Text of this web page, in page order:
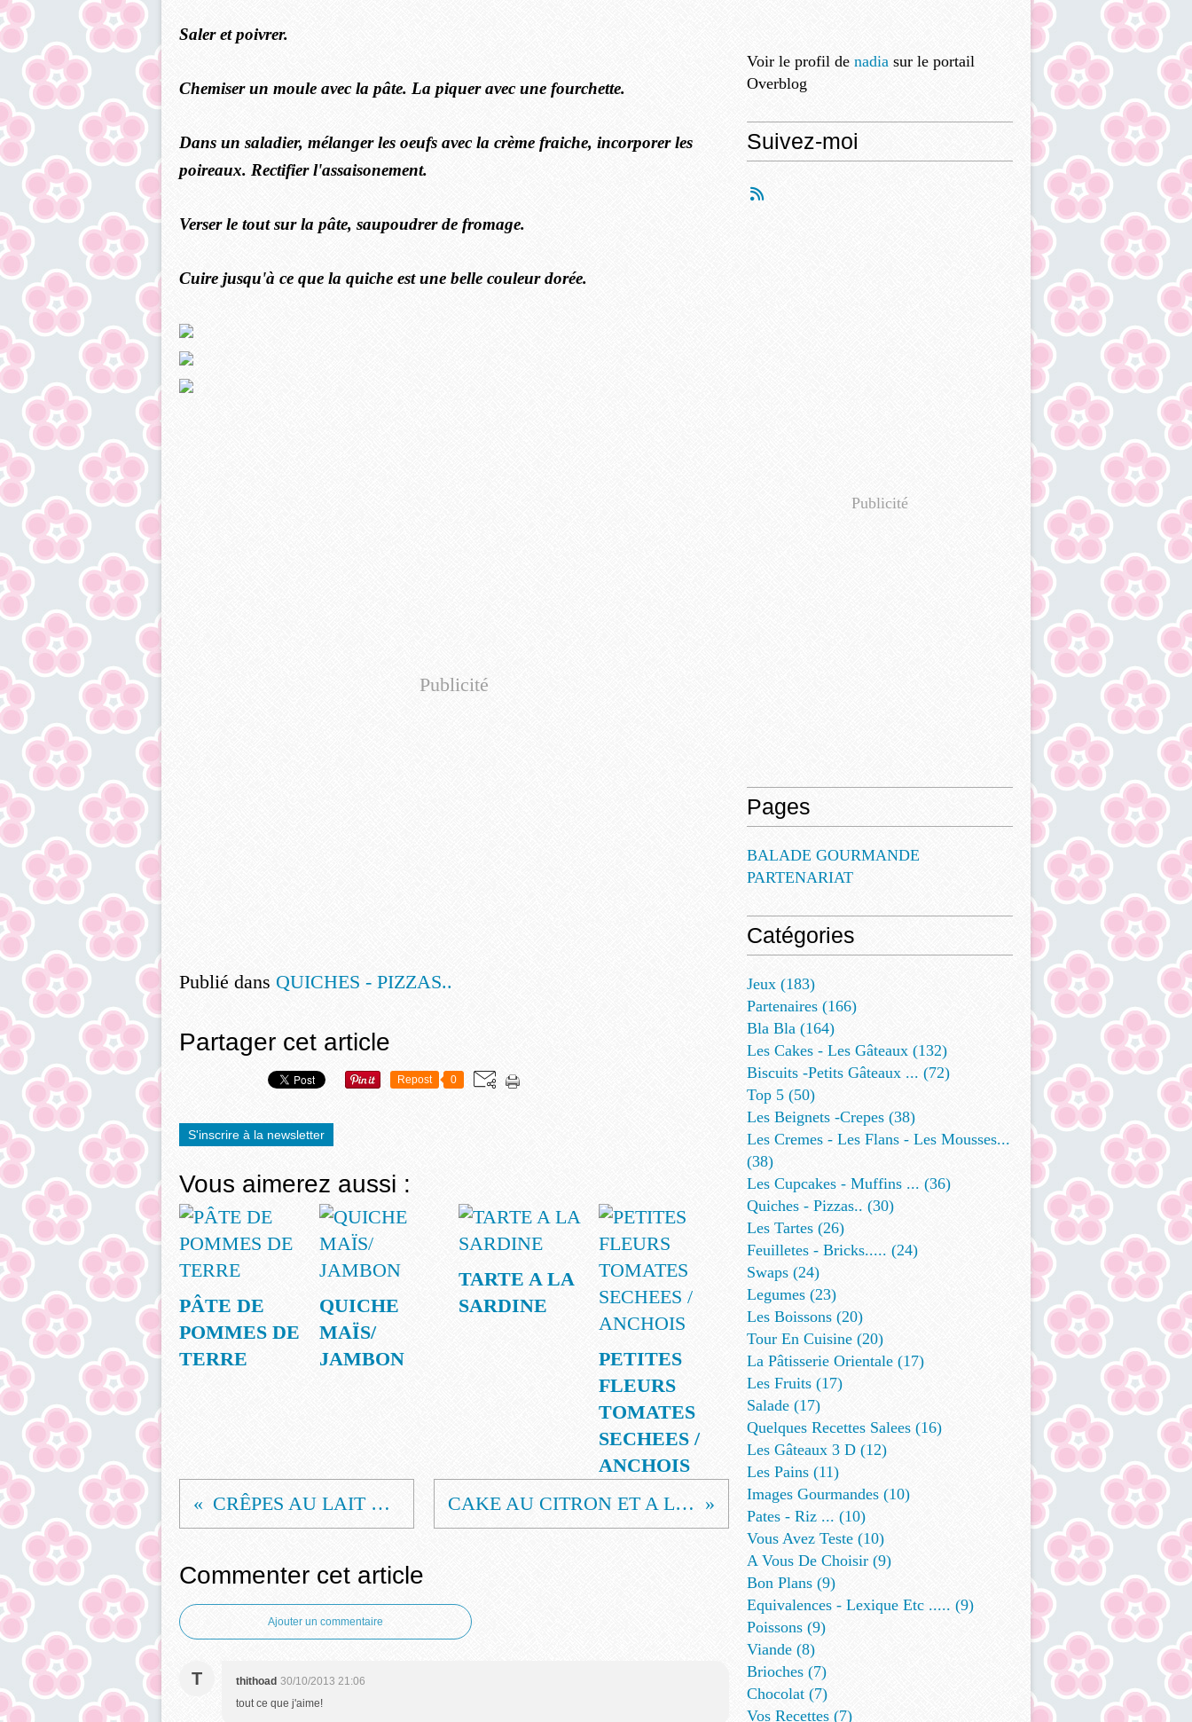
Saler et poivrer.
Chemiser un moule avec la pâte. La piquer avec une fourchette.
Dans un saladier, mélanger les oeufs avec la crème fraiche, incorporer les
poireaux. Rectifier l'assaisonement.
Verser le tout sur la pâte, saupoudrer de fromage.
Cuire jusqu'à ce que la quiche est une belle couleur dorée.
Publicité
Publié dans QUICHES - PIZZAS..
Partager cet article
Repost 0
S'inscrire à la newsletter
Vous aimerez aussi :
PÂTE DE
POMMES DE
TERRE
QUICHE
MAÏS/
JAMBON
TARTE A LA
SARDINE
PETITES
FLEURS
TOMATES
SECHEES /
ANCHOIS
CRÊPES AU LAIT DE COCO N°2
CAKE AU CITRON ET A L'HUILE D'OLIVE
Commenter cet article
Ajouter un commentaire
T thithoad 30/10/2013 21:06
tout ce que j'aime!
Voir le profil de nadia sur le portail
Overblog
Suivez-moi
Publicité
Pages
BALADE GOURMANDE
PARTENARIAT
Catégories
Jeux (183)
Partenaires (166)
Bla Bla (164)
Les Cakes - Les Gâteaux (132)
Biscuits -petits Gâteaux ... (72)
Top 5 (50)
Les Beignets -crepes (38)
Les Cremes - Les Flans - Les Mousses...
(38)
Les Cupcakes - Muffins ... (36)
Quiches - Pizzas.. (30)
Les Tartes (26)
Feuilletes - Bricks..... (24)
Swaps (24)
Legumes (23)
Les Boissons (20)
Tour En Cuisine (20)
La Pâtisserie Orientale (17)
Les Fruits (17)
Salade (17)
Quelques Recettes Salees (16)
Les Gâteaux 3 D (12)
Les Pains (11)
Images Gourmandes (10)
Pates - Riz ... (10)
Vous Avez Teste (10)
A Vous De Choisir (9)
Bon Plans (9)
Equivalences - Lexique Etc ..... (9)
Poissons (9)
Viande (8)
Brioches (7)
Chocolat (7)
Vos Recettes (7)